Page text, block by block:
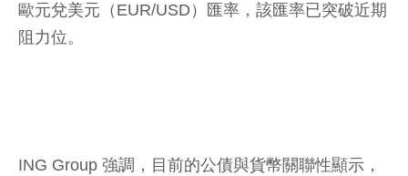
歐元兌美元（EUR/USD）匯率，該匯率已突破近期
阻力位。
ING Group 強調，目前的公債與貨幣關聯性顯示，